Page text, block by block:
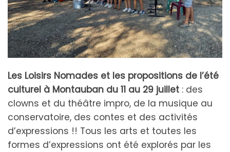
Les Loisirs Nomades et les propositions de l’été
culturel à Montauban du 11 au 29 juillet : des
clowns et du théâtre impro, de la musique au
conservatoire, des contes et des activités
d’expressions !! Tous les arts et toutes les
formes d’expressions ont été explorés par les